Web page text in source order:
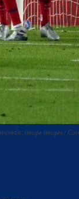
imago images /